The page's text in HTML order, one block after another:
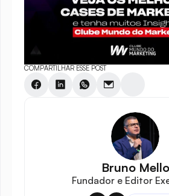
COMPARTILHAR ESSE POST
Bruno Mello
Fundador e Editor